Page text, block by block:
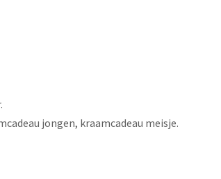
jongen, kraamcadeau meisje.